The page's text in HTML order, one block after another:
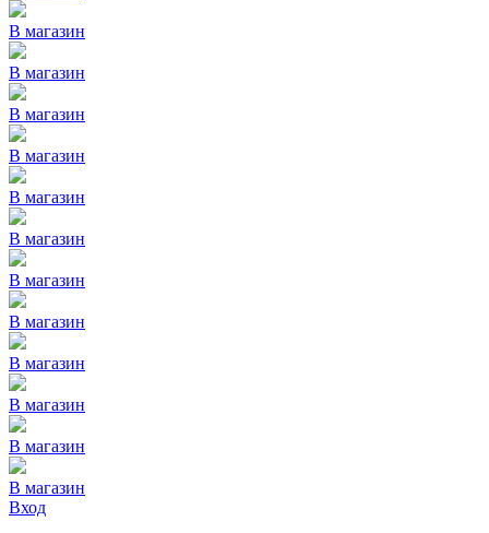
В магазин
В магазин
В магазин
В магазин
В магазин
В магазин
В магазин
В магазин
В магазин
В магазин
В магазин
В магазин
Вход